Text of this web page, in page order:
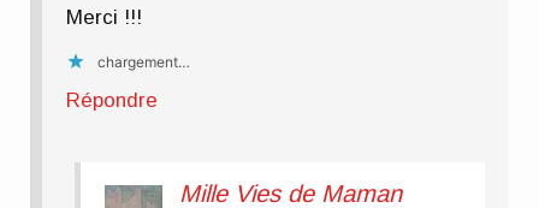
Merci !!!
chargement…
Répondre
Mille Vies de Maman